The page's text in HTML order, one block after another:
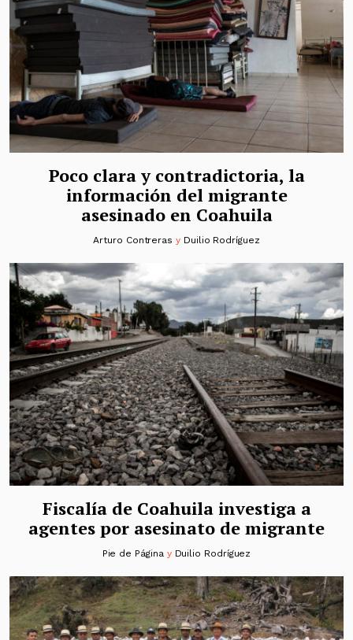
Poco clara y contradictoria, la
información del migrante
asesinado en Coahuila
Arturo Contreras y Duilio Rodríguez
Fiscalía de Coahuila investiga a
agentes por asesinato de migrante
Pie de Página y Duilio Rodríguez